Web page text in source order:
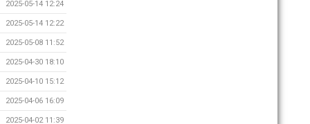
2025-05-14 12:24
2025-05-14 12:22
2025-05-08 11:52
2025-04-30 18:10
2025-04-10 15:12
2025-04-06 16:09
2025-04-02 11:39